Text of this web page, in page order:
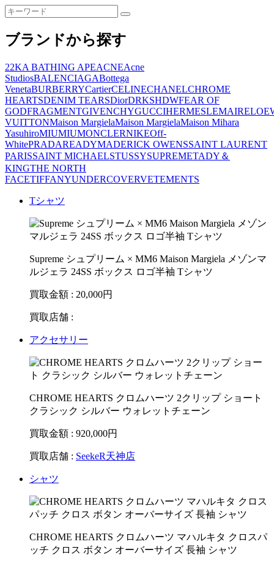
検
検
ブランドから探す
22KA BATHING APEACNEAcne
StudiosBALENCIAGABottega
VenetaBURBERRYCartierCELINECHANELCHROME
HEARTSDENIM TEARSDiorDRKSHDWFEAR OF
GODFRAGMENTGIVENCHYGUCCIHERMESLEMAIRE
VUITTONMaison MargielaMaison MargielaMaison Mihara
YasuhiroMIUMIUMONCLERNIKEOff-
WhitePRADAREADYMADERICK OWENSSAINT LAURENT
PARISSAINT MICHAELSTUSSYSUPREMETADY＆
KINGTHE NORTH
FACETIFFANYUNDERCOVERVETEMENTS
Tシャツ
Supreme シュプリーム × MM6 Maison Margiela メゾンマ
ルジェラ 24SS ボックス ロゴ半袖 Tシャツ
買取金額 : 20,000円
買取店舗 :
アクセサリー
CHROME HEARTS クロムハーツ 2クリップ ショート
クラシック シルバー ウォレットチェーン
買取金額 : 920,000円
買取店舗 : SeekeR天神店
シャツ
CHROME HEARTS クロムハーツ マハルキタ クロスパ
ッチ クロス ボタン オーバーサイズ 長袖 シャツ